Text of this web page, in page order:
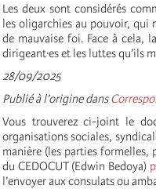
Les deux sont considérés
les oligarchies au pouvoir, qui
de mauvaise foi. Face à cela,
dirigeant·es et les luttes qu’ils
28/09/2025
Publié à l’origine dans
Vous trouverez ci-joint le
organisations sociales,
manière (les parties formelles,
du CEDOCUT (Edwin Bedoya)
l’envoyer aux consulats ou